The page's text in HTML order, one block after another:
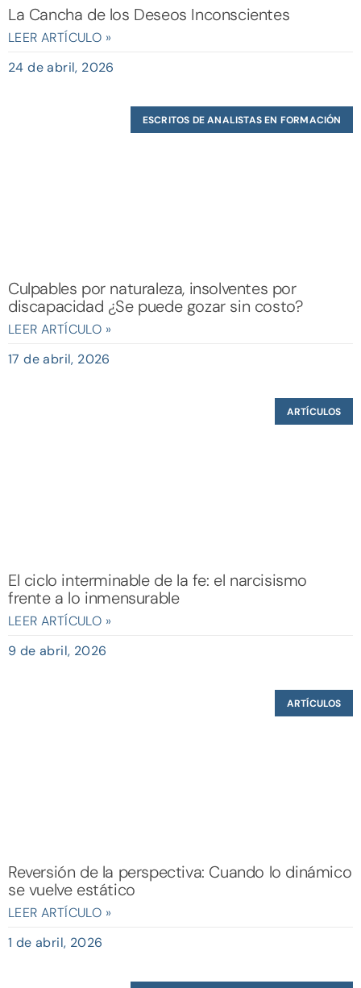
La Cancha de los Deseos Inconscientes
LEER ARTÍCULO »
24 de abril, 2026
ESCRITOS DE ANALISTAS EN FORMACIÓN
Culpables por naturaleza, insolventes por
discapacidad ¿Se puede gozar sin costo?
LEER ARTÍCULO »
17 de abril, 2026
ARTÍCULOS
El ciclo interminable de la fe: el narcisismo
frente a lo inmensurable
LEER ARTÍCULO »
9 de abril, 2026
ARTÍCULOS
Reversión de la perspectiva: Cuando lo dinámico
se vuelve estático
LEER ARTÍCULO »
1 de abril, 2026